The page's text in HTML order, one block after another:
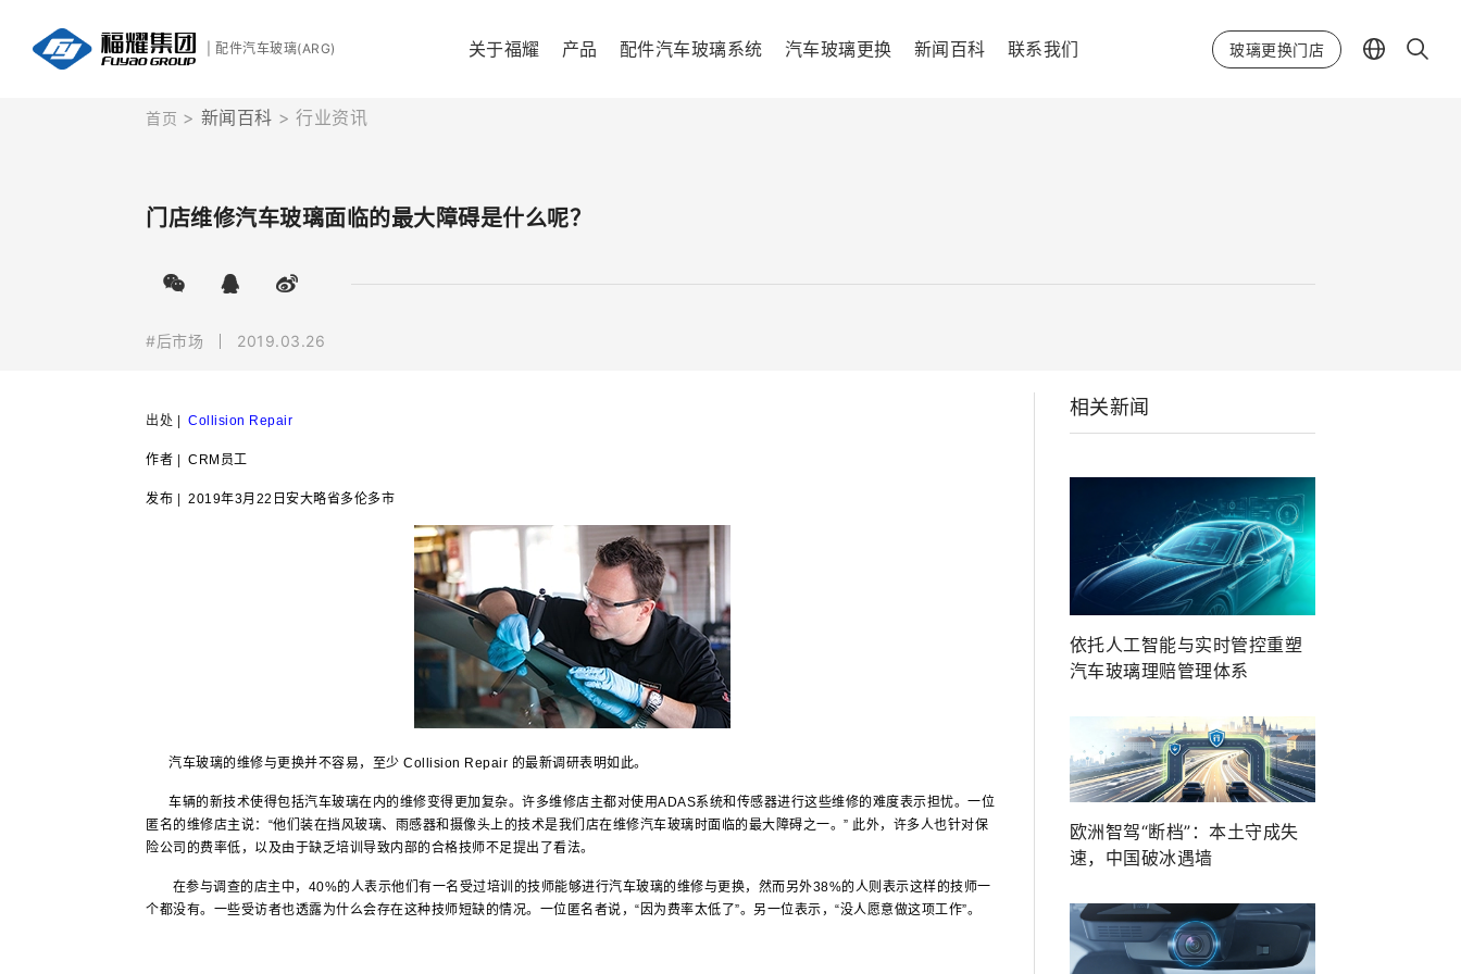
| 配件汽车玻璃(ARG) 关于福耀 产品 配件汽车玻璃系统 汽车玻璃更换 新闻百科 联系我们 玻璃更换门店
首页 新闻百科 行业资讯
门店维修汽车玻璃面临的最大障碍是什么呢？
#后市场 2019.03.26
出处 | Collision Repair
作者 CRM员工
发布 2019年3月22日安大略省多伦多市
汽车玻璃的维修与更换并不容易，至少 Collision Repair 的最新调研表明如此。
车辆的新技术使得包括汽车玻璃在内的维修变得更加复杂。许多维修店主都对使用ADAS系统和传感器进行这些维修的难度表示担忧。一位
匿名的维修店主说：“他们装在挡风玻璃、雨感器和摄像头上的技术是我们店在维修汽车玻璃时面临的最大障碍之一。” 此外，许多人也针对保
险公司的费率低，以及由于缺乏培训导致内部的合格技师不足提出了看法。
在参与调查的店主中，40%的人表示他们有一名受过培训的技师能够进行汽车玻璃的维修与更换，然而另外38%的人则表示这样的技师一
个都没有。一些受访者也透露为什么会存在这种技师短缺的情况。一位匿名者说，“因为费率太低了”。另一位表示，“没人愿意做这项工作”。
相关新闻
依托人工智能与实时管控重塑
汽车玻璃理赔管理体系
欧洲智驾“断档”：本土守成失
速，中国破冰遇墙